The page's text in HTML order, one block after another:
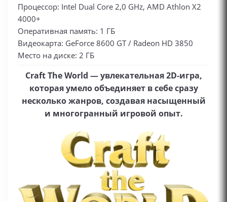
Процессор: Intel Dual Core 2,0 GHz, AMD Athlon X2
4000+
Оперативная память: 1 ГБ
Видеокарта: GeForce 8600 GT / Radeon HD 3850
Место на диске: 2 ГБ
Craft The World — увлекательная 2D‑игра,
которая умело объединяет в себе сразу
несколько жанров, создавая насыщенный
и многогранный игровой опыт.